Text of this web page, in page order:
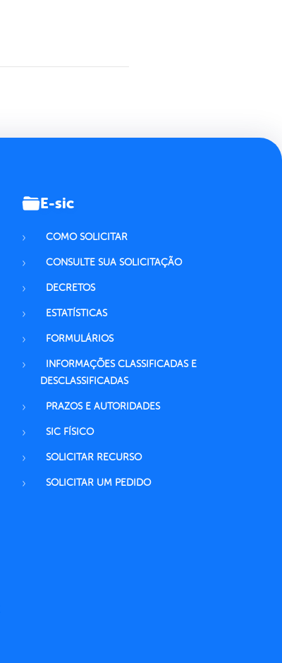
E-sic
COMO SOLICITAR
CONSULTE SUA SOLICITAÇÃO
DECRETOS
ESTATÍSTICAS
FORMULÁRIOS
INFORMAÇÕES CLASSIFICADAS E
DESCLASSIFICADAS
PRAZOS E AUTORIDADES
SIC FÍSICO
SOLICITAR RECURSO
SOLICITAR UM PEDIDO